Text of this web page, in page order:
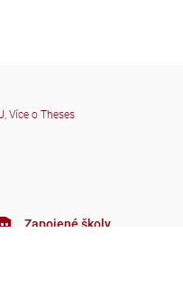
, Více o Theses
Zapojené školy